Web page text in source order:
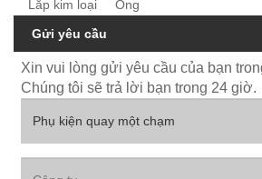
Lắp kim loại
Ống
Gửi yêu cầu
Xin vui lòng gửi yêu cầu của bạn
Chúng tôi sẽ trả lời bạn trong 24 giờ.